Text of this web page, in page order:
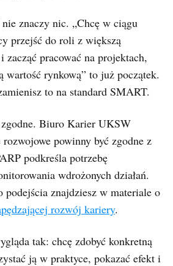
znaczy nic. „Chcę w ciągu
przejść do roli z większą
zacząć pracować na projektach,
wartość rynkową” to już początek.
to na standard SMART.
zgodne. Biuro Karier UKSW
powinny być zgodne z
podkreśla potrzebę
wdrożonych działań.
podejścia znajdziesz w materiale o
rozwój kariery.
tak: chcę zdobyć konkretną
ją w praktyce, pokazać efekt i